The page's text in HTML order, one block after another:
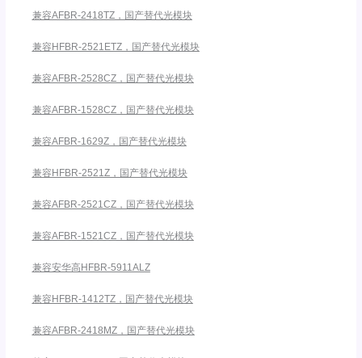
兼容AFBR-2418TZ，国产替代光模块
兼容HFBR-2521ETZ，国产替代光模块
兼容AFBR-2528CZ，国产替代光模块
兼容AFBR-1528CZ，国产替代光模块
兼容AFBR-1629Z，国产替代光模块
兼容HFBR-2521Z，国产替代光模块
兼容AFBR-2521CZ，国产替代光模块
兼容AFBR-1521CZ，国产替代光模块
兼容安华高HFBR-5911ALZ
兼容HFBR-1412TZ，国产替代光模块
兼容AFBR-2418MZ，国产替代光模块